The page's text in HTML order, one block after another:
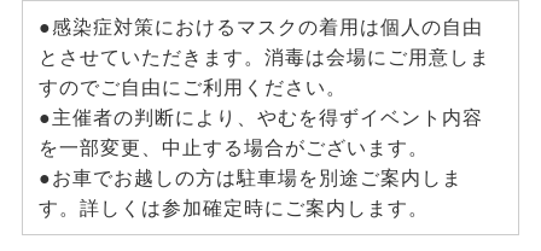
●感染症対策におけるマスクの着用は個人の自由
とさせていただきます。消毒は会場にご用意しま
すのでご自由にご利用ください。
●主催者の判断により、やむを得ずイベント内容
を一部変更、中止する場合がございます。
●お車でお越しの方は駐車場を別途ご案内しま
す。詳しくは参加確定時にご案内します。